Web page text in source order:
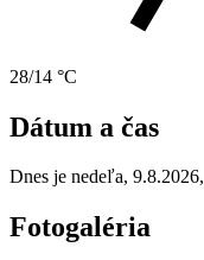
28/14 °C
Dátum a čas
Dnes je nedeľa, 9.8.2026,
Fotogaléria